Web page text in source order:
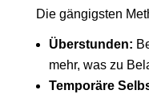
Die gängigsten
Überstunden:
mehr, was zu
Temporäre